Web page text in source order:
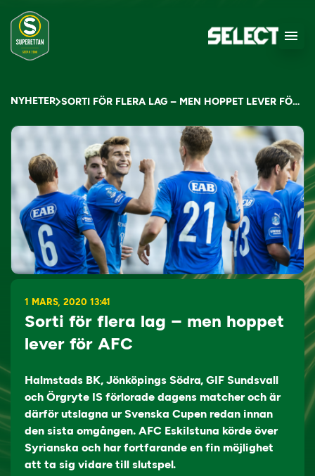
NYHETER SORTI FÖR FLERA LAG – MEN HOPPET LEVER FÖR AFC
1 MARS, 2020 13:41
Sorti för flera lag – men hoppet
lever för AFC
Halmstads BK, Jönköpings Södra, GIF Sundsvall
och Örgryte IS förlorade dagens matcher och är
därför utslagna ur Svenska Cupen redan innan
den sista omgången. AFC Eskilstuna körde över
Syrianska och har fortfarande en fin möjlighet
att ta sig vidare till slutspel.